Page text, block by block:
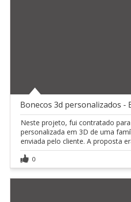
Bonecos 3d personalizados -
Neste projeto, fui contratado
personalizada em 3D de uma
enviada pelo cliente. A proposta
0